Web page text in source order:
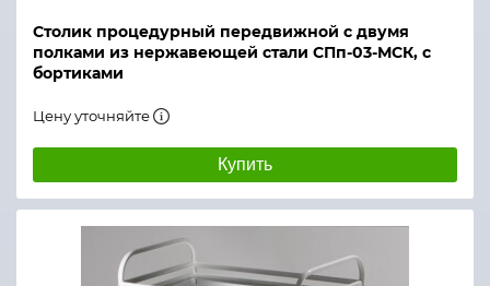
Столик процедурный передвижной с двумя
полками из нержавеющей стали СПп-03-МСК, с
бортиками
Цену уточняйте
Купить